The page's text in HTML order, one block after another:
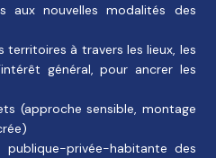
aux nouvelles modalités des
territoires à travers les lieux, les
général, pour ancrer les
(approche sensible, montage
privée-habitante des